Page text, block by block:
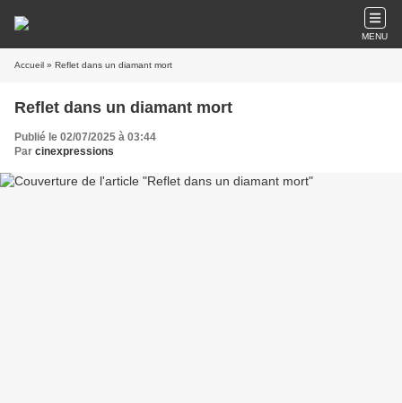
MENU
Accueil » Reflet dans un diamant mort
Reflet dans un diamant mort
Publié le 02/07/2025 à 03:44
Par cinexpressions